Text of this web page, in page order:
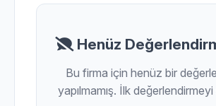
Henüz
Bu firma için henüz bir
yapılmamış. İlk